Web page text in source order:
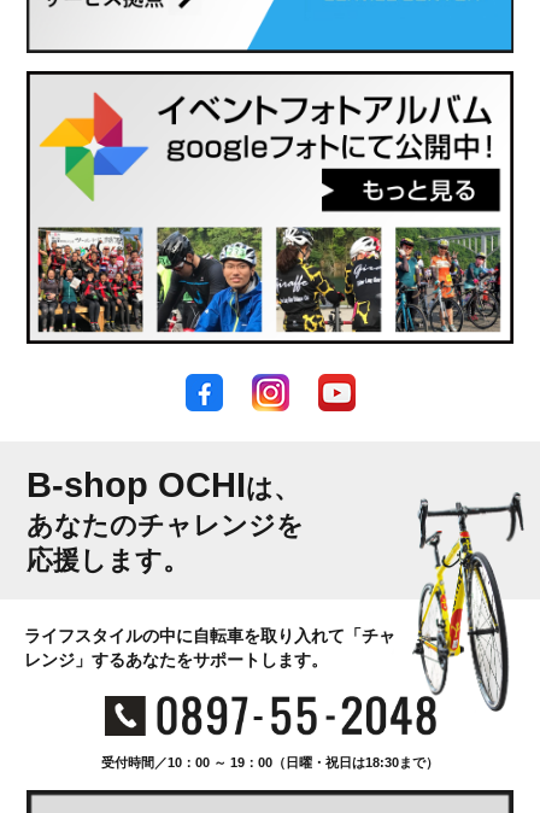
B-shop OCHIは、
あなたのチャレンジを
応援します。
ライフスタイルの中に自転車を取り入れて「チャ
レンジ」するあなたをサポートします。
受付時間／10：00 ～ 19：00（日曜・祝日は18:30まで）